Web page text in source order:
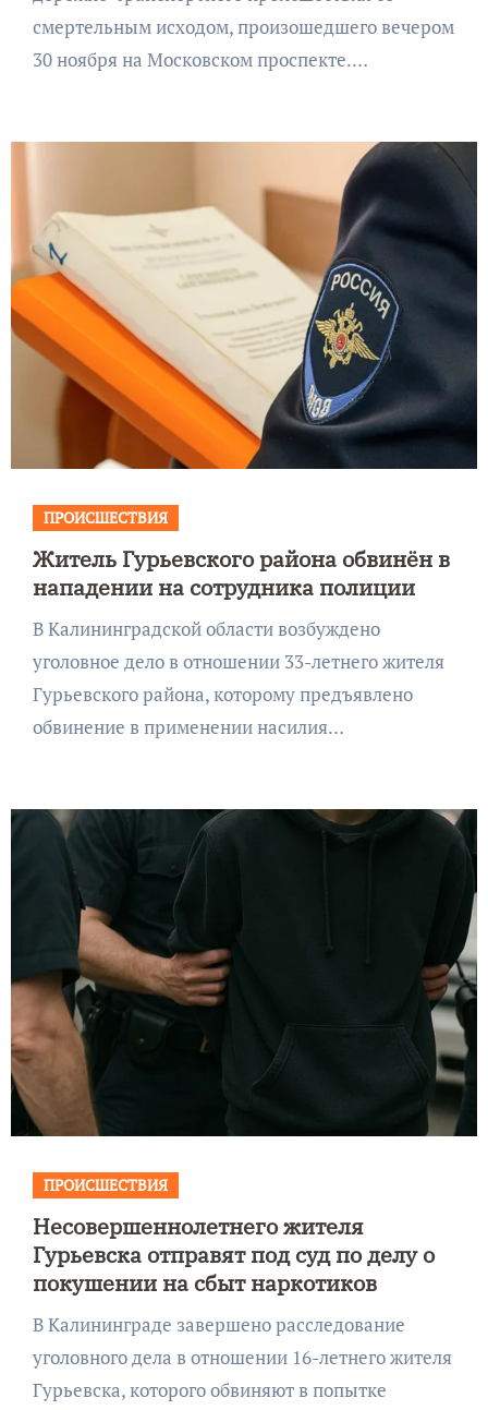
смертельным исходом, произошедшего вечером
30 ноября на Московском проспекте.…
ПРОИСШЕСТВИЯ
Житель Гурьевского района обвинён в
нападении на сотрудника полиции
В Калининградской области возбуждено
уголовное дело в отношении 33-летнего жителя
Гурьевского района, которому предъявлено
обвинение в применении насилия…
ПРОИСШЕСТВИЯ
Несовершеннолетнего жителя
Гурьевска отправят под суд по делу о
покушении на сбыт наркотиков
В Калининграде завершено расследование
уголовного дела в отношении 16-летнего жителя
Гурьевска, которого обвиняют в попытке